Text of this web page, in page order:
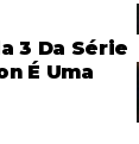
3 Da Série
É Uma